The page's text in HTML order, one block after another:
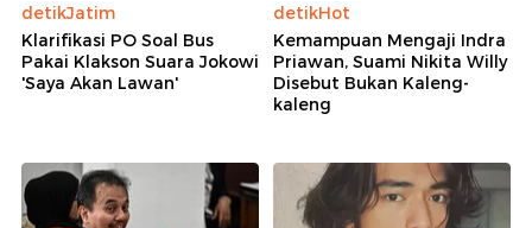
detikJatim
Klarifikasi PO Soal Bus
Pakai Klakson Suara Jokowi
'Saya Akan Lawan'
detikHot
Kemampuan Mengaji Indra
Priawan, Suami Nikita Willy
Disebut Bukan Kaleng-
kaleng